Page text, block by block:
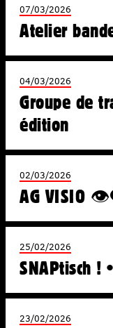
07/03/2026
Atelier
04/03/2026
Groupe de
édition
02/03/2026
AG VISIO
25/02/2026
SNAPtisch !
23/02/2026